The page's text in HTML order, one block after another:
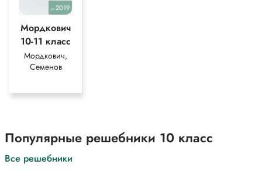
уч. 2019
Мордкович
10-11 класс
Мордкович,
Семенов
Популярные решебники 10 класс
Все решебники